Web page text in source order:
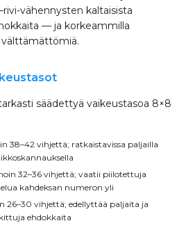
vähennysten kaltaisista
— ja korkeammilla
välttämättömiä.
säädettyä vaikeustasoa 8×8
38–42 vihjettä; ratkaistavissa paljailla
32–36 vihjettä; vaatii piilotettuja
kahdeksan numeron yli
26–30 vihjettä; edellyttää paljaita ja
ehdokkaita